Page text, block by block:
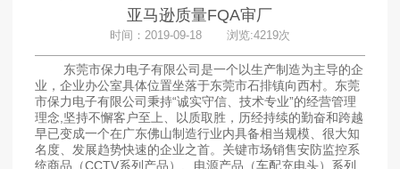
亚马逊质量FQA审厂
时间：2019-09-18 浏览:4219次
东莞市保力电子有限公司是一个以生产制造为主导的企
业，企业办公室具体位置坐落于东莞市石排镇向西村。东莞
市保力电子有限公司秉持“诚实守信、技术专业”的经营管理
理念,坚持不懈客户至上、以质取胜，历经持续的勤奋和跨越
早已变成一个在广东佛山制造行业内具备相当规模、很大知
名度、发展趋势快速的企业之首。关键市场销售安防监控系
统商品（CCTV系列产品）、电源产品（车配充电头）系列